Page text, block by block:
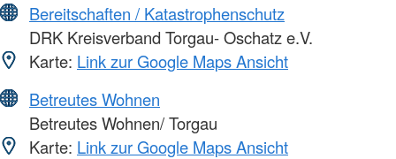
Bereitschaften / Katastrophenschutz
DRK Kreisverband Torgau- Oschatz e.V.
Karte: Link zur Google Maps Ansicht
Betreutes Wohnen
Betreutes Wohnen/ Torgau
Karte: Link zur Google Maps Ansicht